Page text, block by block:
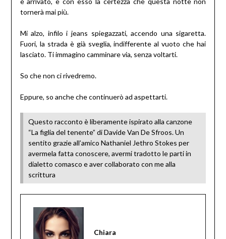
tornerà mai più.
Mi alzo, infilo i jeans spiegazzati, accendo una sigaretta.
Fuori, la strada è già sveglia, indifferente al vuoto che hai
lasciato. Ti immagino camminare via, senza voltarti.
So che non ci rivedremo.
Eppure, so anche che continuerò ad aspettarti.
Questo racconto è liberamente ispirato alla canzone
“La figlia del tenente” di Davide Van De Sfroos. Un
sentito grazie all’amico Nathaniel Jethro Stokes per
avermela fatta conoscere, avermi tradotto le parti in
dialetto comasco e aver collaborato con me alla
scrittura
Chiara